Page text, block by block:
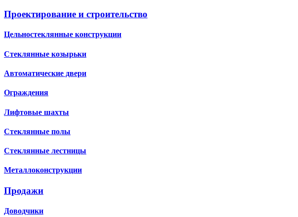
Проектирование и строительство
Цельностеклянные конструкции
Стеклянные козырьки
Автоматические двери
Ограждения
Лифтовые шахты
Стеклянные полы
Стеклянные лестницы
Металлоконструкции
Продажи
Доводчики